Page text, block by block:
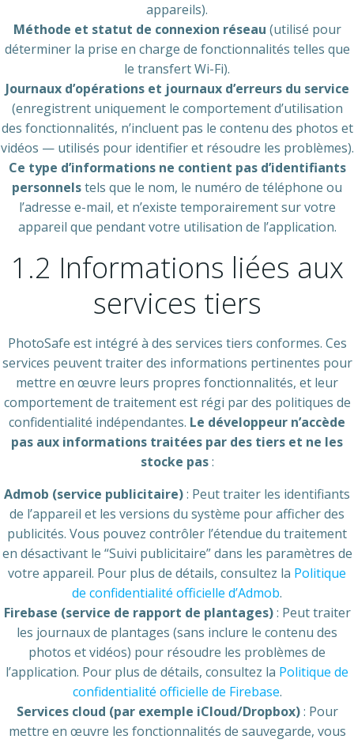
appareils).
Méthode et statut de connexion réseau (utilisé pour
déterminer la prise en charge de fonctionnalités telles que
le transfert Wi-Fi).
Journaux d’opérations et journaux d’erreurs du service
(enregistrent uniquement le comportement d’utilisation
des fonctionnalités, n’incluent pas le contenu des photos et
vidéos — utilisés pour identifier et résoudre les problèmes).
Ce type d’informations ne contient pas d’identifiants
personnelstels que le nom, le numéro de téléphone ou
l’adresse e-mail, et n’existe temporairement sur votre
appareil que pendant votre utilisation de l’application.
1.2 Informations liées aux
services tiers
PhotoSafe est intégré à des services tiers conformes. Ces
services peuvent traiter des informations pertinentes pour
mettre en œuvre leurs propres fonctionnalités, et leur
comportement de traitement est régi par des politiques de
confidentialité indépendantes. Le développeur n’accède
pas aux informations traitées par des tiers et ne les
stocke pas:
Admob (service publicitaire): Peut traiter les identifiants
de l’appareil et les versions du système pour afficher des
publicités. Vous pouvez contrôler l’étendue du traitement
en désactivant le “Suivi publicitaire” dans les paramètres de
votre appareil. Pour plus de détails, consultez la Politique
de confidentialité officielle d’Admob.
Firebase (service de rapport de plantages): Peut traiter
les journaux de plantages (sans inclure le contenu des
photos et vidéos) pour résoudre les problèmes de
l’application. Pour plus de détails, consultez la Politique de
confidentialité officielle de Firebase.
Services cloud (par exemple iCloud/Dropbox): Pour
mettre en œuvre les fonctionnalités de sauvegarde, vous